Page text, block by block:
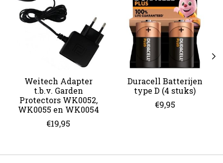
Weitech Adapter
t.b.v. Garden
Protectors WK0052,
WK0055 en WK0054
€19,95
Duracell Batterijen
type D (4 stuks)
€9,95